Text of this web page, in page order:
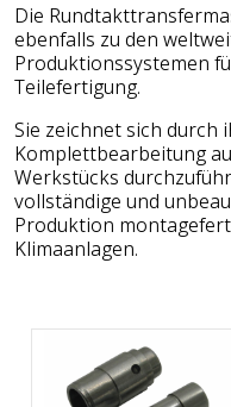
Die
ebenfalls zu den
Produktionssystemen
Teilefertigung.
Sie zeichnet sich durch
Komplettbearbeitung
Werkstücks
vollständige und
Produktion
Klimaanlagen.